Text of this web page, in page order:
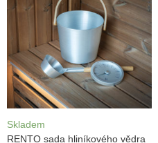
Skladem
RENTO sada hliníkového vědra